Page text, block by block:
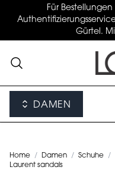
Für
Gürtel.
DAMEN
Home / Damen / Schuhe /
Laurent sandals